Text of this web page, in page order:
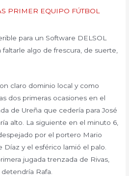
PRIMER EQUIPO FÚTBOL
para un Software DELSOL
algo de frescura, de suerte,
claro dominio local y como
dos primeras ocasiones en el
de Ureña que cedería para José
alto. La siguiente en el minuto 6,
por el portero Mario
y el esférico lamió el palo.
jugada trenzada de Rivas,
Rafa.